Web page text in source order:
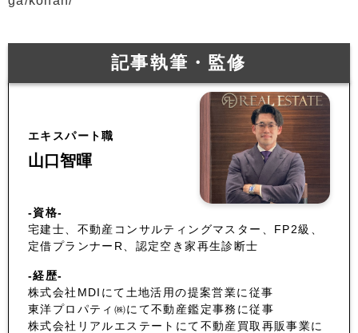
記事執筆・監修
エキスパート職
山口智暉
-資格-
宅建士、不動産コンサルティングマスター、FP2級、
定借プランナーR、認定空き家再生診断士
-経歴-
株式会社MDIにて土地活用の提案営業に従事
東洋プロパティ㈱にて不動産鑑定事務に従事
株式会社リアルエステートにて不動産買取再販事業に